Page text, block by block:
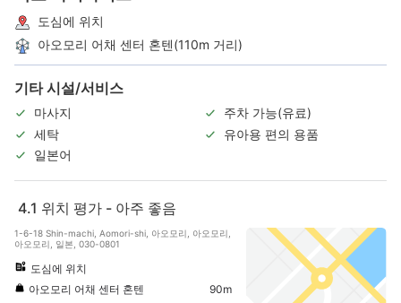
도심에 위치
아오모리 어채 센터 혼텐(110m 거리)
기타 시설/서비스
마사지
주차 가능(유료)
세탁
유아용 편의 용품
일본어
4.1 위치 평가 - 아주 좋음
1-6-18 Shin-machi, Aomori-shi, 아오모리, 아오모리,
아오모리, 일본, 030-0801
도심에 위치
아오모리 어채 센터 혼텐
90m